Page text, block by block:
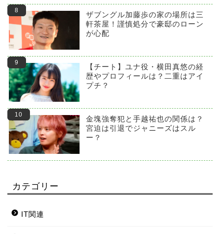
ザブングル加藤歩の家の場所は三
軒茶屋！謹慎処分で豪邸のローン
が心配
【チート】ユナ役・横田真悠の経
歴やプロフィールは？二重はアイ
プチ？
金塊強奪犯と手越祐也の関係は？
宮迫は引退でジャニーズはスル
ー？
カテゴリー
IT関連